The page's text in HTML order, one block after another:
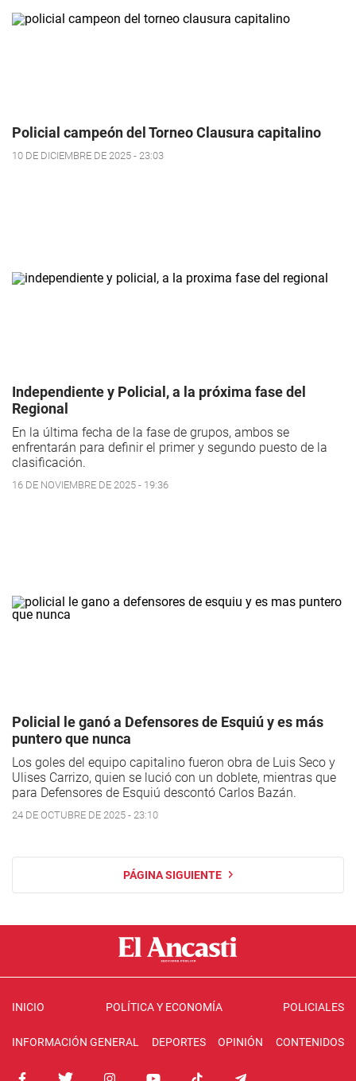
Policial campeón del Torneo Clausura capitalino
10 DE DICIEMBRE DE 2025 - 23:03
Independiente y Policial, a la próxima fase del
Regional
En la última fecha de la fase de grupos, ambos se
enfrentarán para definir el primer y segundo puesto de la
clasificación.
16 DE NOVIEMBRE DE 2025 - 19:36
Policial le ganó a Defensores de Esquiú y es más
puntero que nunca
Los goles del equipo capitalino fueron obra de Luis Seco y
Ulises Carrizo, quien se lució con un doblete, mientras que
para Defensores de Esquiú descontó Carlos Bazán.
24 DE OCTUBRE DE 2025 - 23:10
PÁGINA SIGUIENTE
INICIO POLÍTICA Y ECONOMÍA POLICIALES
INFORMACIÓN GENERAL DEPORTES OPINIÓN CONTENIDOS